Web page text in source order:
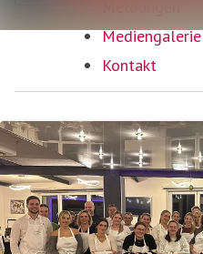
Mediengalerie
Kontakt